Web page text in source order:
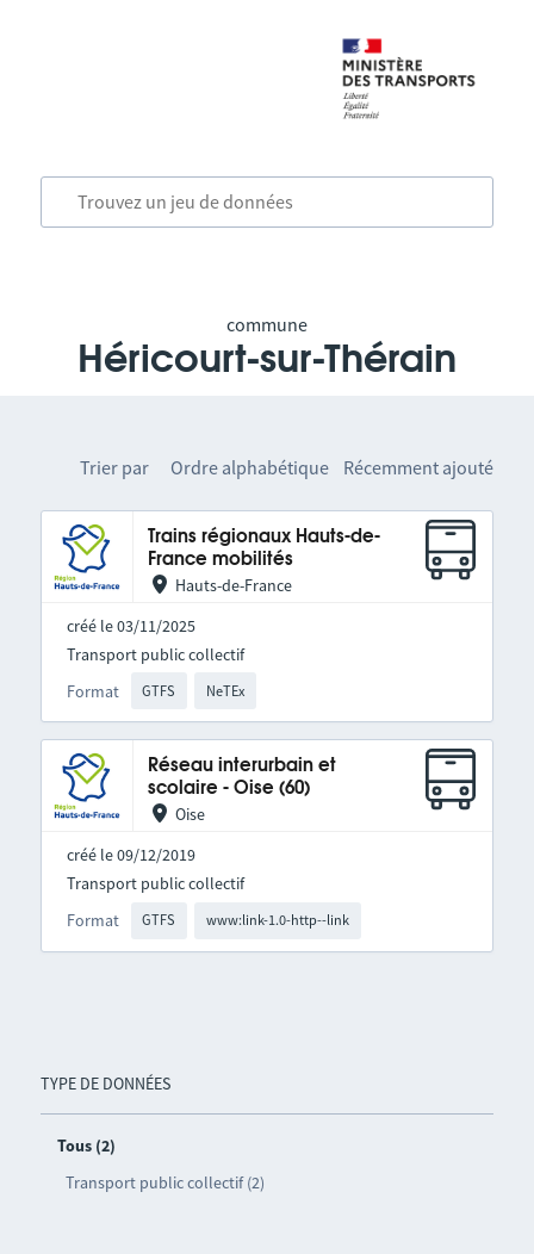
commune
Héricourt-sur-Thérain
TYPE DE DONNÉES
Tous (2)
Transport public collectif (2)
Trier par Ordre alphabétique Récemment ajouté
Trains régionaux Hauts-de-
France mobilités
Hauts-de-France
créé le 03/11/2025
Format GTFS NeTEx
Transport public collectif
Réseau interurbain et
scolaire - Oise (60)
Oise
créé le 09/12/2019
Format GTFS www:link-1.0-http--link
Transport public collectif